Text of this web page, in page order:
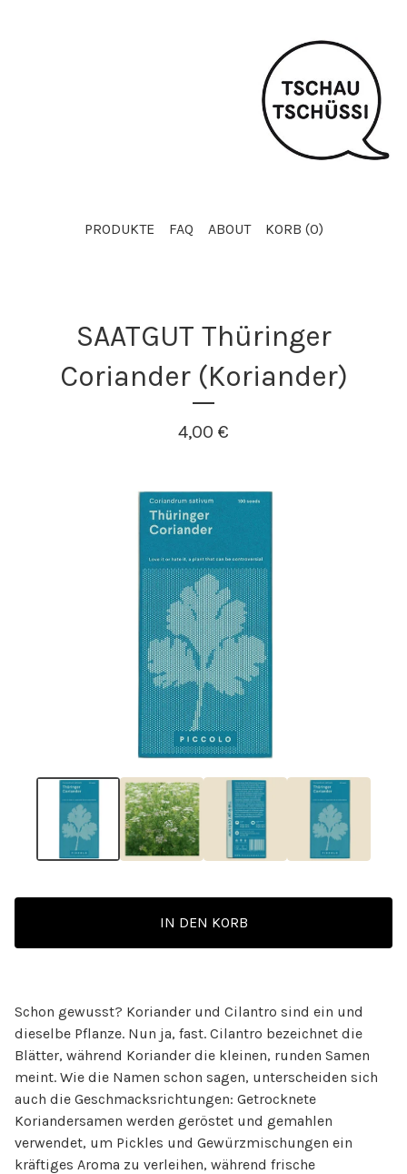
PRODUKTE FAQ ABOUT KORB (0)
SAATGUT Thüringer
Coriander (Koriander)
4,00 €
IN DEN KORB
Schon gewusst? Koriander und Cilantro sind ein und
dieselbe Pflanze. Nun ja, fast. Cilantro bezeichnet die
Blätter, während Koriander die kleinen, runden Samen
meint. Wie die Namen schon sagen, unterscheiden sich
auch die Geschmacksrichtungen: Getrocknete
Koriandersamen werden geröstet und gemahlen
verwendet, um Pickles und Gewürzmischungen ein
kräftiges Aroma zu verleihen, während frische